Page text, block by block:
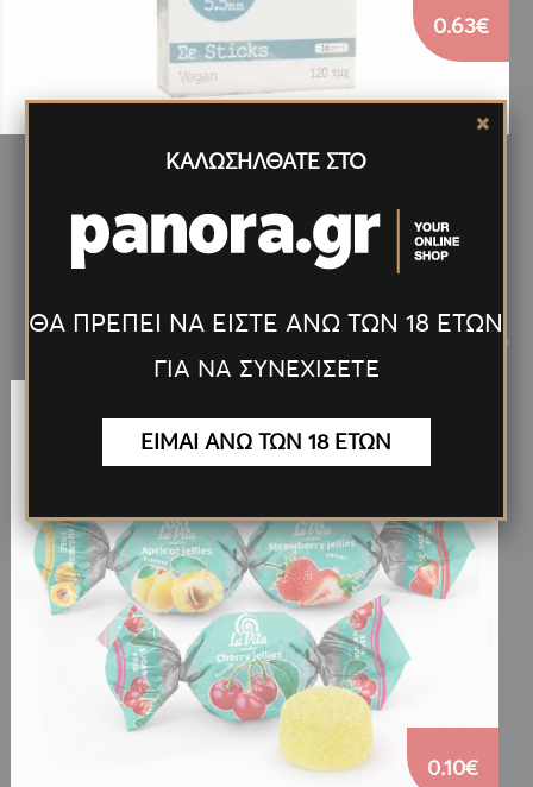
ΦΙΛΤΡΑ ΤΟΥ ΠΑΠΠΟΥ 5,5mm 120 ΤΕΜ (47616)
0.63€
ΝέαΠροϊόντα
0.10€
< >
ΚΑΛΩΣΗΛΘΑΤΕ ΣΤΟ
ΘΑ ΠΡΕΠΕΙ ΝΑ ΕΙΣΤΕ ΑΝΩ ΤΩΝ 18 ΕΤΩΝ
ΓΙΑ ΝΑ ΣΥΝΕΧΙΣΕΤΕ
ΕΙΜΑΙ ΑΝΩ ΤΩΝ 18 ΕΤΩΝ